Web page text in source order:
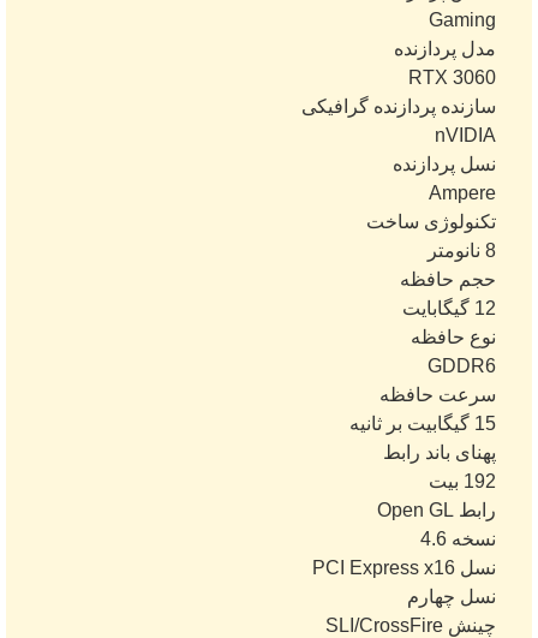
Gaming
مدل پردازنده
RTX 3060
سازنده پردازنده گرافیکی
nVIDIA
نسل پردازنده
Ampere
تکنولوژی ساخت
8 نانومتر
حجم حافظه
12 گیگابایت
نوع حافظه
GDDR6
سرعت حافظه
15 گیگابیت بر ثانیه
پهنای باند رابط
192 بیت
رابط Open GL
نسخه 4.6
نسل PCI Express x16
نسل چهارم
چینش SLI/CrossFire